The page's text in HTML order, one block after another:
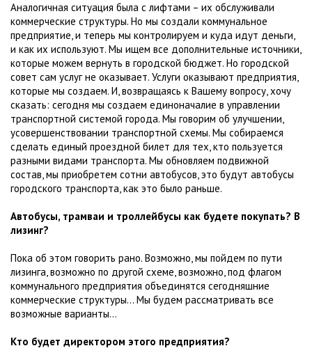
Аналогичная ситуация была с лифтами – их обслуживали
коммерческие структуры. Но мы создали коммунальное
предприятие, и теперь мы контролируем и куда идут деньги,
и как их используют. Мы ищем все дополнительные источники,
которые можем вернуть в городской бюджет. Но городской
совет сам услуг не оказывает. Услуги оказывают предприятия,
которые мы создаем. И, возвращаясь к Вашему вопросу, хочу
сказать: сегодня мы создаем единоначалие в управлении
транспортной системой города. Мы говорим об улучшении,
усовершенствовании транспортной схемы. Мы собираемся
сделать единый проездной билет для тех, кто пользуется
разными видами транспорта. Мы обновляем подвижной
состав, мы приобретем сотни автобусов, это будут автобусы
городского транспорта, как это было раньше.
Автобусы, трамваи и троллейбусы как будете покупать? В
лизинг?
Пока об этом говорить рано. Возможно, мы пойдем по пути
лизинга, возможно по другой схеме, возможно, под флагом
коммунального предприятия объединятся сегодняшние
коммерческие структуры… Мы будем рассматривать все
возможные варианты…
Кто будет директором этого предприятия?